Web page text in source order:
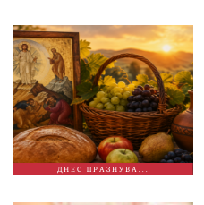
ДНЕС ПРАЗНУВА...